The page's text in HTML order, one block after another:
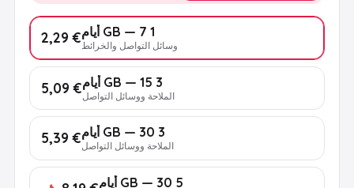
1 GB — 7 أيام
وسائل التواصل والخرائط € 2,29
3 GB — 15 أيام
الملاحة ووسائل التواصل€ 5,09
3 GB — 30 أيام
الملاحة ووسائل التواصل€ 5,39
5 GB — 30 أيام